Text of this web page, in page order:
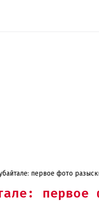
первое фото
первое